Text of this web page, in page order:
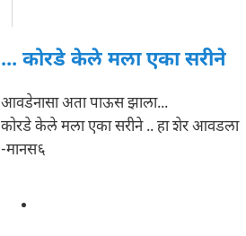
... कोरडे केले मला एका सरीने
आवडेनासा अता पाऊस झाला...
कोरडे केले मला एका सरीने .. हा शेर आवडला
-मानस६